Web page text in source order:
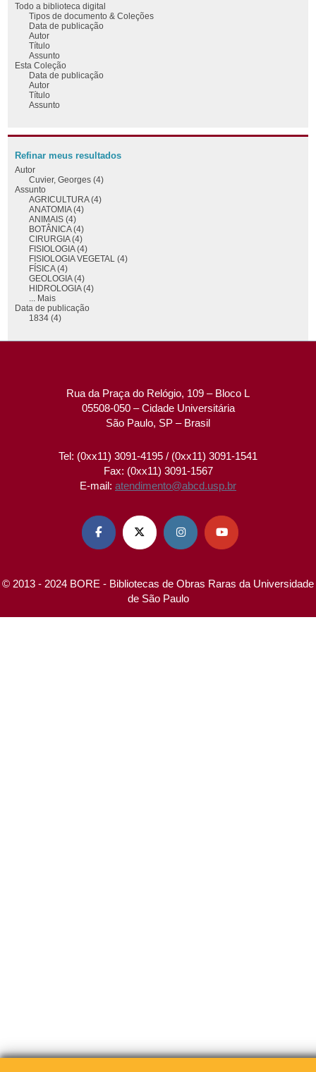
Todo a biblioteca digital
Tipos de documento & Coleções
Data de publicação
Autor
Título
Assunto
Esta Coleção
Data de publicação
Autor
Título
Assunto
Refinar meus resultados
Autor
Cuvier, Georges (4)
Assunto
AGRICULTURA (4)
ANATOMIA (4)
ANIMAIS (4)
BOTÂNICA (4)
CIRURGIA (4)
FISIOLOGIA (4)
FISIOLOGIA VEGETAL (4)
FÍSICA (4)
GEOLOGIA (4)
HIDROLOGIA (4)
... Mais
Data de publicação
1834 (4)
Rua da Praça do Relógio, 109 – Bloco L
05508-050 – Cidade Universitária
São Paulo, SP – Brasil
Tel: (0xx11) 3091-4195 / (0xx11) 3091-1541
Fax: (0xx11) 3091-1567
E-mail: atendimento@abcd.usp.br
   
© 2013 - 2024 BORE - Bibliotecas de Obras Raras da Universidade
de São Paulo